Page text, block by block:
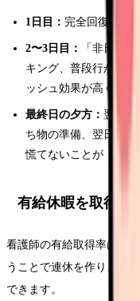
1日目： 完全回復日。
2〜3日目：
「非日常
キング、普段行かな
ッシュ効果が高く、
最終日の夕方： 翌日の
ち物の準備、翌日の
慌てないことが「休
有給休暇を取得し
看護師の有給取得率は約
うことで連休を作り、リ
できます。